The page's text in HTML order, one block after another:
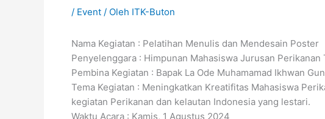
/ Event / Oleh ITK-Buton
Nama Kegiatan : Pelatihan Menulis dan Mendesain Poster
Penyelenggara : Himpunan Mahasiswa Jurusan Perikanan
Pembina Kegiatan : Bapak La Ode Muhamamad Ikhwan
Tema Kegiatan : Meningkatkan Kreatifitas Mahasiswa
kegiatan Perikanan dan kelautan Indonesia yang lestari.
Waktu Acara : Kamis, 1 Agustus 2024